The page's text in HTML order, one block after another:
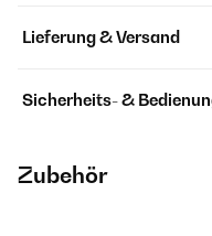
Lieferung & Versand
Sicherheits- &
Zubehör